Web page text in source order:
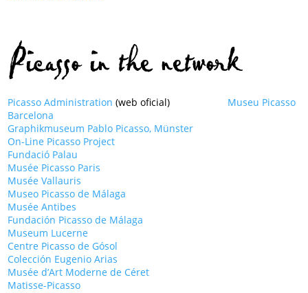
Picasso in the network
Picasso Administration (web oficial) Museu Picasso
Barcelona
Graphikmuseum Pablo Picasso, Münster
On-Line Picasso Project
Fundació Palau
Musée Picasso Paris
Musée Vallauris
Museo Picasso de Málaga
Musée Antibes
Fundación Picasso de Málaga
Museum Lucerne
Centre Picasso de Gósol
Colección Eugenio Arias
Musée d’Art Moderne de Céret
Matisse-Picasso